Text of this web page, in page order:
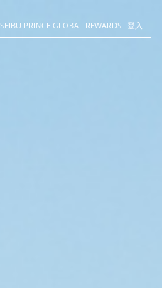
SEIBU PRINCE GLOBAL REWARDS 登入